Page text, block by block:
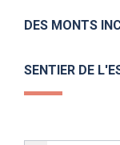
DES MONTS
SENTIER DE